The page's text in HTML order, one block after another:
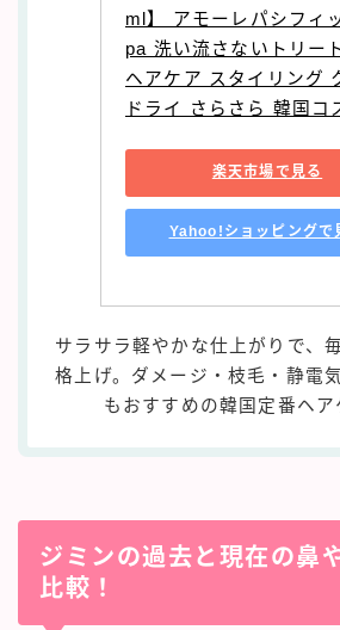
ml】 アモーレパシフィ
pa 洗い流さないトリー
ヘアケア スタイリング
ドライ さらさら 韓国コ
楽天市場で見る
Yahoo!ショッピングで
サラサラ軽やかな仕上がりで、
格上げ。ダメージ・枝毛・静電
もおすすめの韓国定番ヘア
ジミンの過去と現在の鼻
比較！